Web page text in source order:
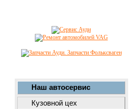
Наш автосервис
Кузовной цех